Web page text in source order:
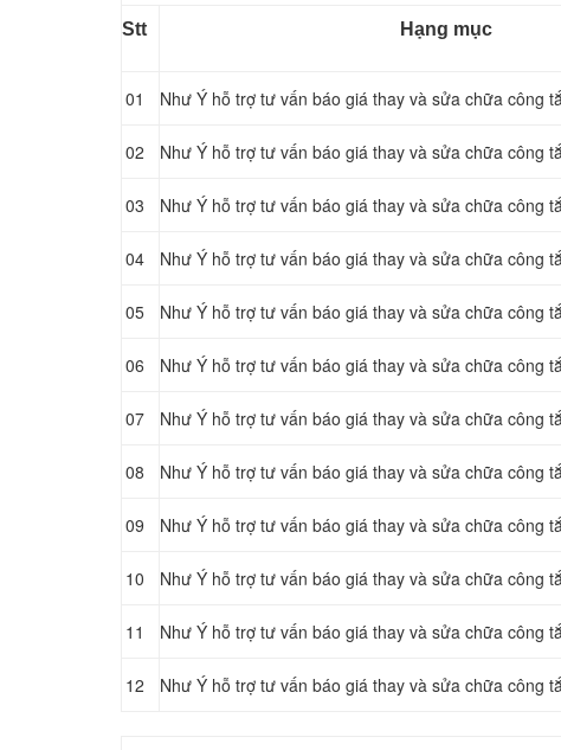
Stt Hạng mục
01 Như Ý hỗ trợ tư vấn báo giá thay và sửa chữa công
02 Như Ý hỗ trợ tư vấn báo giá thay và sửa chữa công
03 Như Ý hỗ trợ tư vấn báo giá thay và sửa chữa công
04 Như Ý hỗ trợ tư vấn báo giá thay và sửa chữa công
05 Như Ý hỗ trợ tư vấn báo giá thay và sửa chữa công
06 Như Ý hỗ trợ tư vấn báo giá thay và sửa chữa công
07 Như Ý hỗ trợ tư vấn báo giá thay và sửa chữa công
08 Như Ý hỗ trợ tư vấn báo giá thay và sửa chữa công
09 Như Ý hỗ trợ tư vấn báo giá thay và sửa chữa công
10 Như Ý hỗ trợ tư vấn báo giá thay và sửa chữa công
11 Như Ý hỗ trợ tư vấn báo giá thay và sửa chữa công
12 Như Ý hỗ trợ tư vấn báo giá thay và sửa chữa công